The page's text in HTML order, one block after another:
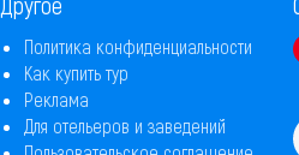
Политика конфиденциальности
Как купить тур
Реклама
Для отельеров и заведений